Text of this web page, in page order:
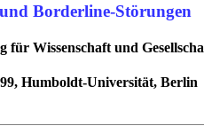
Borderline-Störungen
für Wissenschaft und
Humboldt-Universität, Berlin